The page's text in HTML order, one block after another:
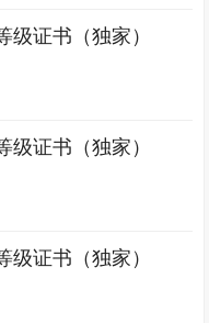
级证书（独家）
级证书（独家）
级证书（独家）